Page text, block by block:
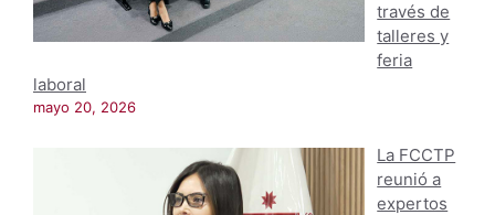
través de
talleres y
feria
laboral
mayo 20, 2026
La FCCTP
reunió a
expertos